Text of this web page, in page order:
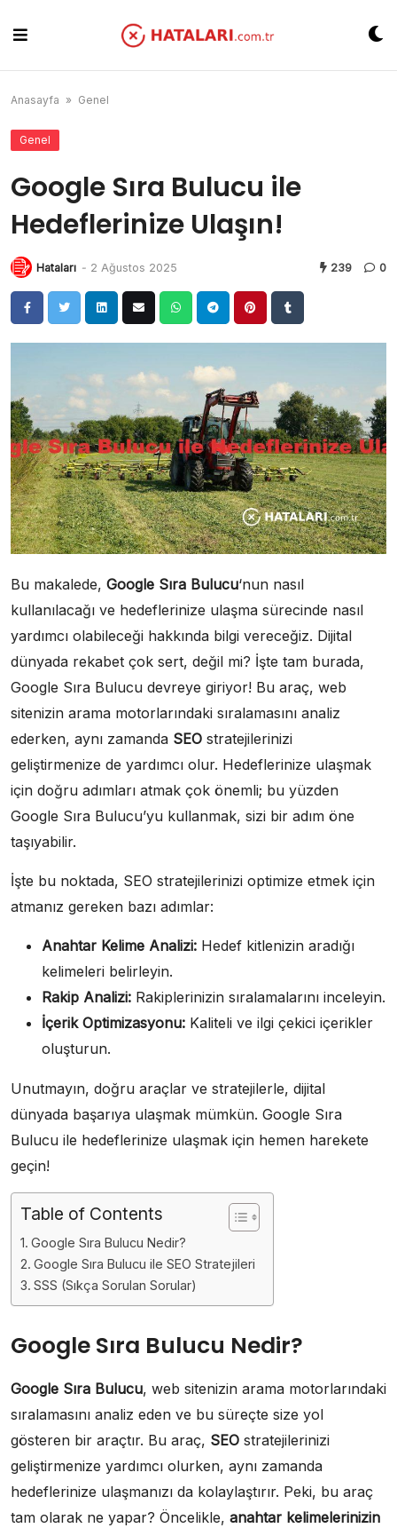
content
Anasayfa » Genel
Genel
Google Sıra Bulucu ile
Hedeflerinize Ulaşın!
Hataları - 2 Ağustos 2025 239 0
Bu makalede, Google Sıra Bulucu‘nun nasıl
kullanılacağı ve hedeflerinize ulaşma sürecinde nasıl
yardımcı olabileceği hakkında bilgi vereceğiz. Dijital
dünyada rekabet çok sert, değil mi? İşte tam burada,
Google Sıra Bulucu devreye giriyor! Bu araç, web
sitenizin arama motorlarındaki sıralamasını analiz
ederken, aynı zamanda SEO stratejilerinizi
geliştirmenize de yardımcı olur. Hedeflerinize ulaşmak
için doğru adımları atmak çok önemli; bu yüzden
Google Sıra Bulucu’yu kullanmak, sizi bir adım öne
taşıyabilir.
İşte bu noktada, SEO stratejilerinizi optimize etmek için
atmanız gereken bazı adımlar:
Anahtar Kelime Analizi: Hedef kitlenizin aradığı
kelimeleri belirleyin.
Rakip Analizi: Rakiplerinizin sıralamalarını inceleyin.
İçerik Optimizasyonu: Kaliteli ve ilgi çekici içerikler
oluşturun.
Unutmayın, doğru araçlar ve stratejilerle, dijital
dünyada başarıya ulaşmak mümkün. Google Sıra
Bulucu ile hedeflerinize ulaşmak için hemen harekete
geçin!
Table of Contents
Google Sıra Bulucu Nedir?
Google Sıra Bulucu ile SEO Stratejileri
SSS (Sıkça Sorulan Sorular)
Google Sıra Bulucu Nedir?
Google Sıra Bulucu, web sitenizin arama motorlarındaki
sıralamasını analiz eden ve bu süreçte size yol
gösteren bir araçtır. Bu araç, SEO stratejilerinizi
geliştirmenize yardımcı olurken, aynı zamanda
hedeflerinize ulaşmanızı da kolaylaştırır. Peki, bu araç
tam olarak ne yapar? Öncelikle, anahtar kelimelerinizin